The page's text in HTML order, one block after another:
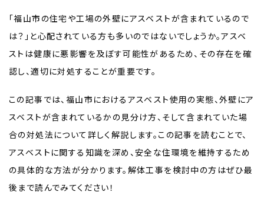
「福山市の住宅や工場の外壁にアスベストが含まれているので
は？」と心配されている方も多いのではないでしょうか。アスベ
ストは健康に悪影響を及ぼす可能性があるため、その存在を確
認し、適切に対処することが重要です。
この記事では、福山市におけるアスベスト使用の実態、外壁にア
スベストが含まれているかの見分け方、そして含まれていた場
合の対処法について詳しく解説します。この記事を読むことで、
アスベストに関する知識を深め、安全な住環境を維持するため
の具体的な方法が分かります。解体工事を検討中の方はぜひ最
後まで読んでみてください！